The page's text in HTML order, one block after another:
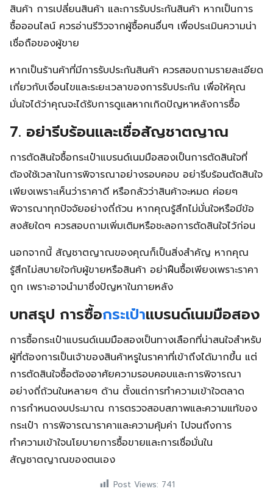
สินค้า การเปลี่ยนสินค้า และการรับประกันสินค้า หากเป็นการ
ซื้อออนไลน์ ควรอ่านรีวิวจากผู้ซื้อคนอื่นๆ เพื่อประเมินความน่า
เชื่อถือของผู้ขาย
หากเป็นร้านค้าที่มีการรับประกันสินค้า ควรสอบถามรายละเอียด
เกี่ยวกับเงื่อนไขและระยะเวลาของการรับประกัน เพื่อให้คุณ
มั่นใจได้ว่าคุณจะได้รับการดูแลหากเกิดปัญหาหลังการซื้อ
7. อย่ารีบร้อนและเชื่อสัญชาตญาณ
การตัดสินใจซื้อกระเป๋าแบรนด์เนมมือสองเป็นการตัดสินใจที่
ต้องใช้เวลาในการพิจารณาอย่างรอบคอบ อย่ารีบร้อนตัดสินใจ
เพียงเพราะเห็นว่าราคาดี หรือกลัวว่าสินค้าจะหมด ค่อยๆ
พิจารณาทุกปัจจัยอย่างถี่ถ้วน หากคุณรู้สึกไม่มั่นใจหรือมีข้อ
สงสัยใดๆ ควรสอบถามเพิ่มเติมหรือชะลอการตัดสินใจไว้ก่อน
นอกจากนี้ สัญชาตญาณของคุณก็เป็นสิ่งสำคัญ หากคุณ
รู้สึกไม่สบายใจกับผู้ขายหรือสินค้า อย่าฝืนซื้อเพียงเพราะราคา
ถูก เพราะอาจนำมาซึ่งปัญหาในภายหลัง
บทสรุป การซื้อกระเป๋าแบรนด์เนมมือสอง
การซื้อกระเป๋าแบรนด์เนมมือสองเป็นทางเลือกที่น่าสนใจสำหรับ
ผู้ที่ต้องการเป็นเจ้าของสินค้าหรูในราคาที่เข้าถึงได้มากขึ้น แต่
การตัดสินใจซื้อต้องอาศัยความรอบคอบและการพิจารณา
อย่างถี่ถ้วนในหลายๆ ด้าน ตั้งแต่การทำความเข้าใจตลาด
การกำหนดงบประมาณ การตรวจสอบสภาพและความแท้ของ
กระเป๋า การพิจารณาราคาและความคุ้มค่า ไปจนถึงการ
ทำความเข้าใจนโยบายการซื้อขายและการเชื่อมั่นใน
สัญชาตญาณของตนเอง
Post Views: 741